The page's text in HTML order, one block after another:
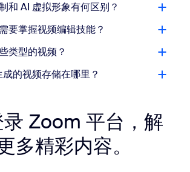
和 AI 虚拟形象有何区别？
要掌握视频编辑技能？
类型的视频？
的视频存储在哪里？
Zoom 平台，解
多精彩内容。